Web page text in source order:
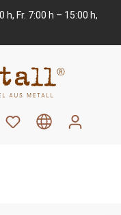
h, Fr. 7:00 h – 15:00 h,